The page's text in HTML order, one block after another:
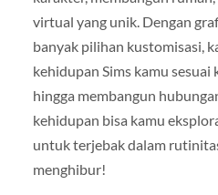
virtual yang unik. Dengan
banyak pilihan kustomisasi,
kehidupan Sims kamu
hingga membangun
kehidupan bisa kamu
untuk terjebak dalam
menghibur!